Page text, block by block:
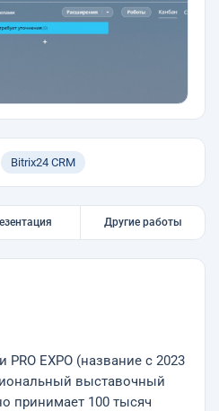
Bitrix24 CRM
Другие работы
EXPO (название с 2023
выставочный
принимает 100 тысяч